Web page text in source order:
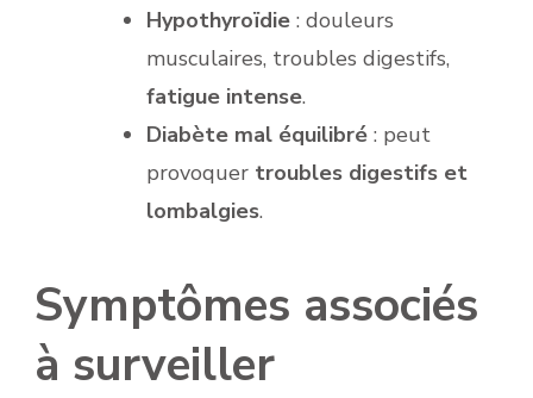
Hypothyroïdie : douleurs
musculaires, troubles digestifs,
fatigue intense.
Diabète mal équilibré : peut
provoquer troubles digestifs et
lombalgies.
Symptômes associés
à surveiller